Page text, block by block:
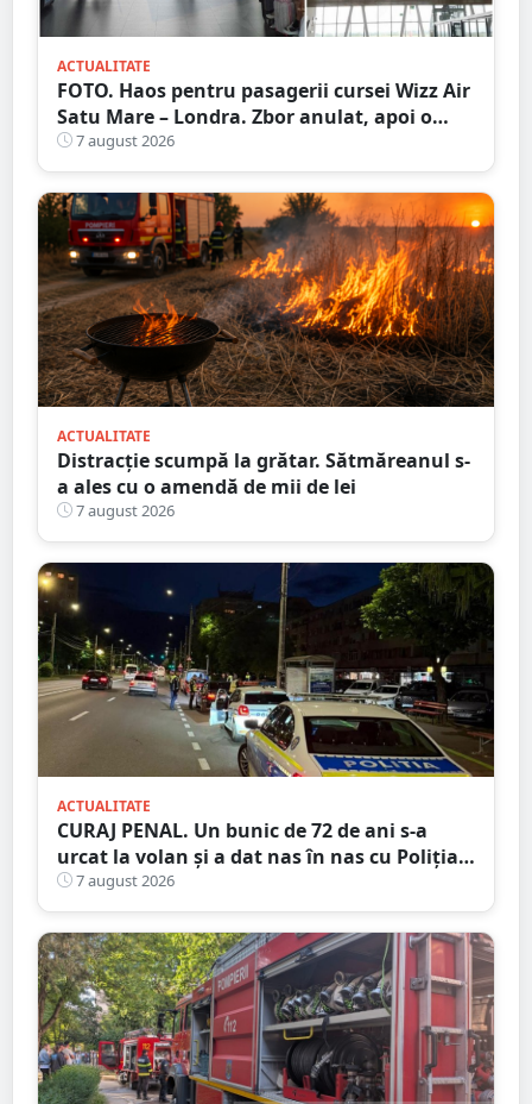
ACTUALITATE
FOTO. Haos pentru pasagerii cursei Wizz Air
Satu Mare – Londra. Zbor anulat, apoi o
nouă întârziere. Fără explicații clare
7 august 2026
ACTUALITATE
Distracție scumpă la grătar. Sătmăreanul s-
a ales cu o amendă de mii de lei
7 august 2026
ACTUALITATE
CURAJ PENAL. Un bunic de 72 de ani s-a
urcat la volan și a dat nas în nas cu Poliția
Satu Mare
7 august 2026